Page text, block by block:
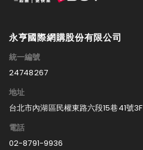
永亨國際網購股份有限公司
統一編號
24748267
地址
台北市內湖區民權東路六段15巷41號3F
電話
02-8791-9936